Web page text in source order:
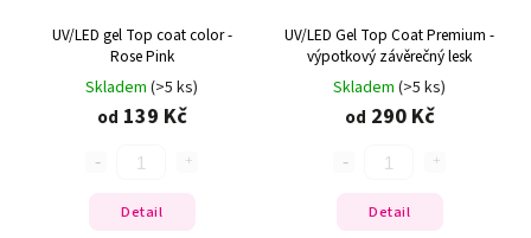
UV/LED gel Top coat color -
Rose Pink
Skladem (>5 ks)
od 139 Kč
Detail
UV/LED Gel Top Coat Premium -
výpotkový závěrečný lesk
Skladem (>5 ks)
od 290 Kč
Detail